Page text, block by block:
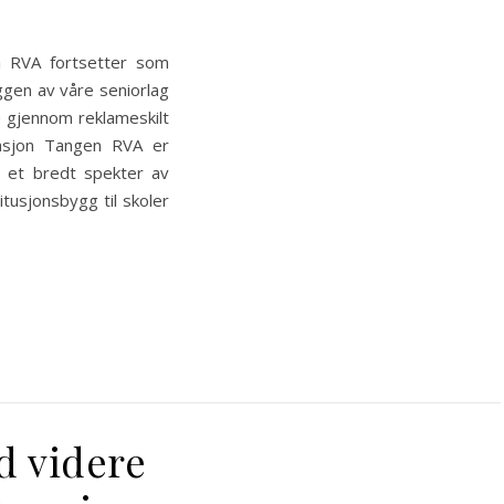
fortsetter som
av våre seniorlag
reklameskilt
Tangen RVA er
et bredt spekter av
til skoler
videre